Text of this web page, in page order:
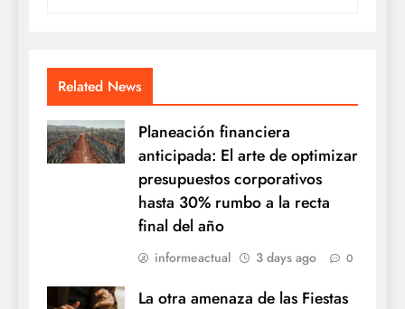
Related News
Planeación financiera
anticipada: El arte de optimizar
presupuestos corporativos
hasta 30% rumbo a la recta
final del año
informeactual 3 days ago 0
La otra amenaza de las Fiestas